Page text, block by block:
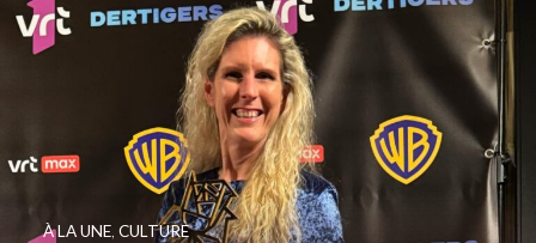
À LA UNE, CULTURE